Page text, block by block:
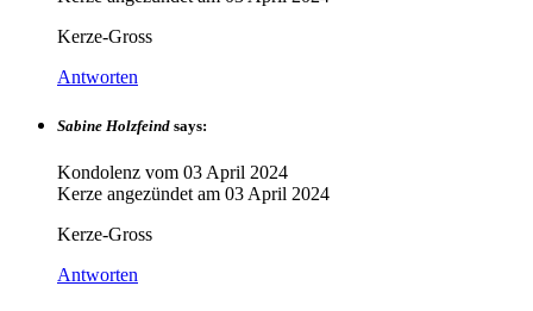
Kerze-Gross
Antworten
Sabine Holzfeind says:
Kondolenz vom 03 April 2024
Kerze angezündet am 03 April 2024
Kerze-Gross
Antworten